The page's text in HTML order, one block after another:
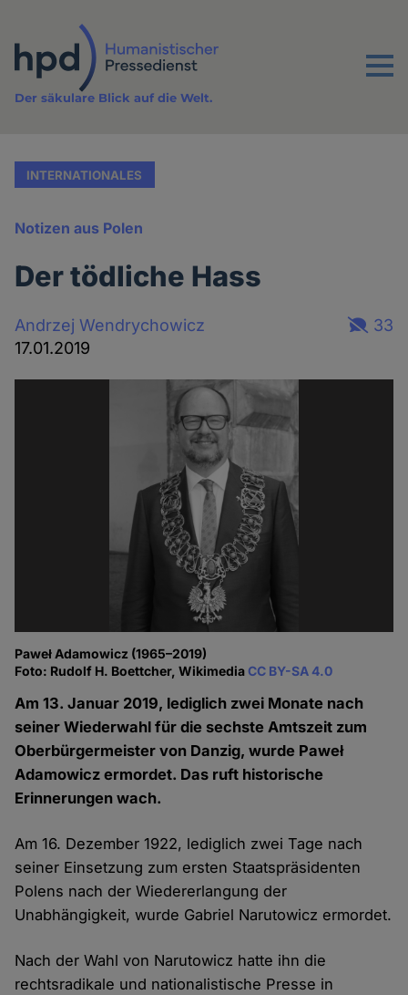
Inhalt
Menu
Der säkulare Blick auf die Welt.
INTERNATIONALES
Notizen aus Polen
Der tödliche Hass
Andrzej Wendrychowicz
17.01.2019
33
Paweł Adamowicz (1965–2019)
Foto: Rudolf H. Boettcher, WikimediaCC BY-SA 4.0
Am 13. Januar 2019, lediglich zwei Monate nach
seiner Wiederwahl für die sechste Amtszeit zum
Oberbürgermeister von Danzig, wurde Paweł
Adamowicz ermordet. Das ruft historische
Erinnerungen wach.
Am 16. Dezember 1922, lediglich zwei Tage nach
seiner Einsetzung zum ersten Staatspräsidenten
Polens nach der Wiedererlangung der
Unabhängigkeit, wurde Gabriel Narutowicz ermordet.
Nach der Wahl von Narutowicz hatte ihn die
rechtsradikale und nationalistische Presse in